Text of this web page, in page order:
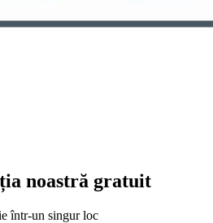
noastră gratuit
într-un singur loc